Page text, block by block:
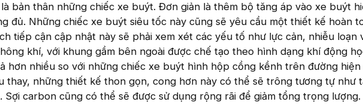
là bản thân những chiếc xe buýt. Đơn giản là thêm bộ tăng áp vào xe buýt
đủ. Những chiếc xe buýt siêu tốc này cũng sẽ yêu cầu một thiết kế hoàn
tiếp cận cập nhật này sẽ phải xem xét các yếu tố như lực cản, nhiễu loạn
khí, với khung gầm bên ngoài được chế tạo theo hình dạng khí động
hơn nhiều so với những chiếc xe buýt hình hộp cồng kềnh trên đường hiện
thay, những thiết kế thon gọn, cong hơn này có thể sẽ trông tương tự như
Sợi carbon cũng có thể sẽ được sử dụng rộng rãi để giảm tổng trọng lượng.